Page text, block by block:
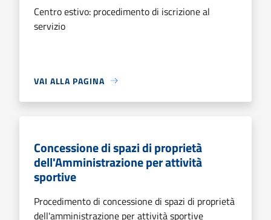
Centro estivo: procedimento di iscrizione al
servizio
VAI ALLA PAGINA
Concessione di spazi di proprietà
dell'Amministrazione per attività
sportive
Procedimento di concessione di spazi di proprietà
dell'amministrazione per attività sportive